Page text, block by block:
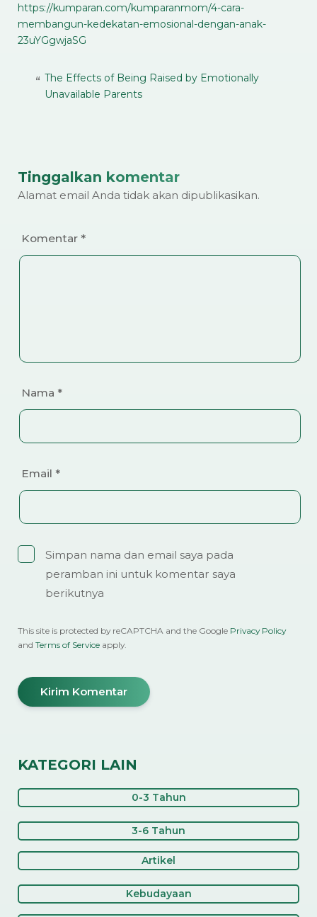
https://kumparan.com/kumparanmom/4-cara-
membangun-kedekatan-emosional-dengan-anak-
23uYGgwjaSG
The Effects of Being Raised by Emotionally
Unavailable Parents
Tinggalkan komentar
Alamat email Anda tidak akan dipublikasikan.
Komentar *
Nama *
Email *
Simpan nama dan email saya pada
peramban ini untuk komentar saya
berikutnya
This site is protected by reCAPTCHA and the Google Privacy Policy
and Terms of Service apply.
KATEGORI LAIN
0-3 Tahun
3-6 Tahun
Artikel
Kebudayaan